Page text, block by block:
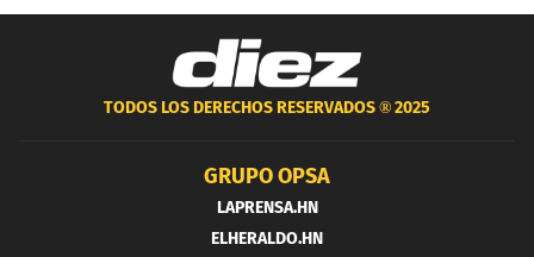
TODOS LOS DERECHOS RESERVADOS ®2025
GRUPO OPSA
LAPRENSA.HN
ELHERALDO.HN